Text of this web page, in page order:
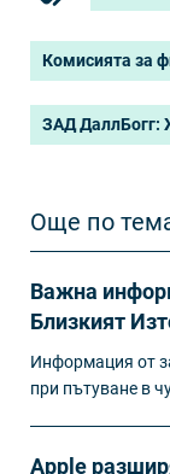
Комисията за
ЗАД ДаллБогг:
Още по
Важна
Близкият
Информация от
при пътуване в
Apple